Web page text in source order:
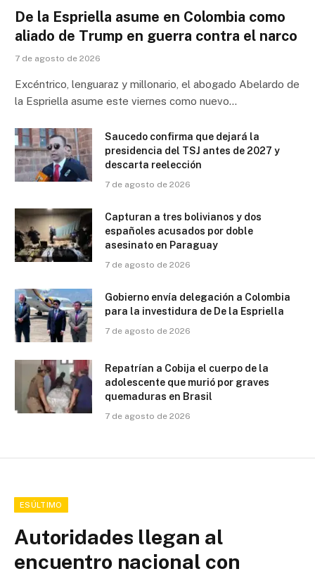
De la Espriella asume en Colombia como
aliado de Trump en guerra contra el narco
7 de agosto de 2026
Excéntrico, lenguaraz y millonario, el abogado Abelardo de
la Espriella asume este viernes como nuevo…
Saucedo confirma que dejará la
presidencia del TSJ antes de 2027 y
descarta reelección
7 de agosto de 2026
Capturan a tres bolivianos y dos
españoles acusados por doble
asesinato en Paraguay
7 de agosto de 2026
Gobierno envía delegación a Colombia
para la investidura de De la Espriella
7 de agosto de 2026
Repatrían a Cobija el cuerpo de la
adolescente que murió por graves
quemaduras en Brasil
7 de agosto de 2026
ESÚLTIMO
Autoridades llegan al
encuentro nacional con